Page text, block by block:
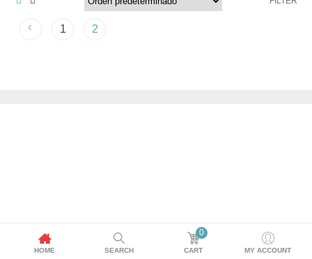
1 2
HOME SEARCH
0
CART MY ACCOUNT